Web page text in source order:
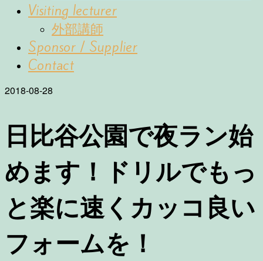
Visiting lecturer
外部講師
Sponsor / Supplier
Contact
2018-08-28
日比谷公園で夜ラン始
めます！ドリルでもっ
と楽に速くカッコ良い
フォームを！